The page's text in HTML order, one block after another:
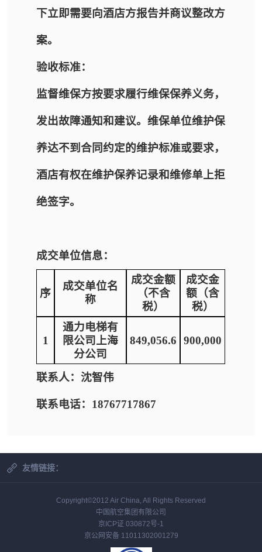
下立即需要向酒店方报告并商议整改方
案。
验收标准：
监督维保方按要求履行维保保养义务，
发出故障通知和建议。维保单位维护保
养达不到合同约定的维护标准或要求，
酒店有权在维护保养记录和维修单上拒
绝签字。
成交单位信息：
序
成交单位名
称
成交金额
（不含
税）
成交金
额（含
税）
1
通力电梯有
限公司上海
分公司
849,056.6 900,000
联系人：沈智伟
联系电话：18767717867
友情链接：
Copyright©2012 Air China, All Rights Reserved
中国航空集团有限公司
京ICP证 030872号-1
京公网安备 11011302001279